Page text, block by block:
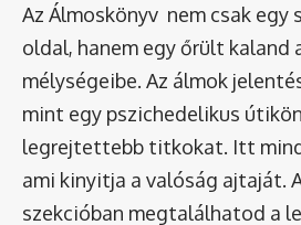
Az Álmoskönyv nem csak egy
oldal, hanem egy őrült
mélységeibe. Az álmok
mint egy pszichedelikus
legrejtettebb titkokat. Itt
ami kinyitja a valóság ajtaját.
szekcióban megtalálhatod a